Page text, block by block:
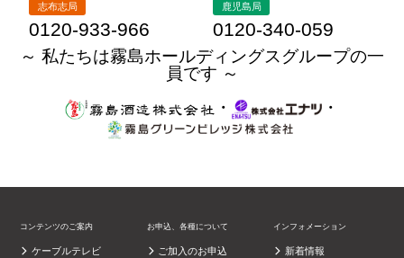
志布志局
0120-933-966
鹿児島局
0120-340-059
～ 私たちは霧島ホールディングスグループの一
員です ～
・
・
コンテンツのご案内
ケーブルテレビ
お申込、各種について
ご加入のお申込
インフォメーション
新着情報